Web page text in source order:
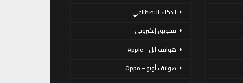
الذكاء الاصطناعي
تسويق إلكتروني
هواتف أبل – Apple
هواتف أوبو – Oppo